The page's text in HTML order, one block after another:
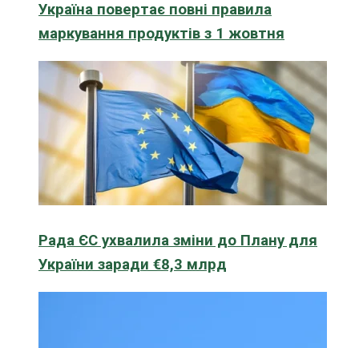
Україна повертає повні правила
маркування продуктів з 1 жовтня
Рада ЄС ухвалила зміни до Плану для
України заради €8,3 млрд